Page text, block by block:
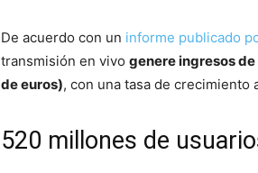
De acuerdo con un informe publicado
transmisión en vivo genere ingresos
de euros), con una tasa de crecimiento
520 millones de